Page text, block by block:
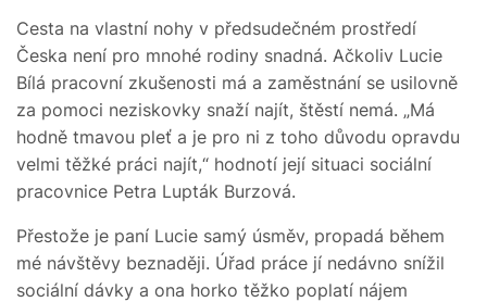
Cesta na vlastní nohy v předsudečném prostředí
Česka není pro mnohé rodiny snadná. Ačkoliv Lucie
Bílá pracovní zkušenosti má a zaměstnání se usilovně
za pomoci neziskovky snaží najít, štěstí nemá. „Má
hodně tmavou pleť a je pro ni z toho důvodu opravdu
velmi těžké práci najít,“ hodnotí její situaci sociální
pracovnice Petra Lupták Burzová.
Přestože je paní Lucie samý úsměv, propadá během
mé návštěvy beznaději. Úřad práce jí nedávno snížil
sociální dávky a ona horko těžko poplatí nájem